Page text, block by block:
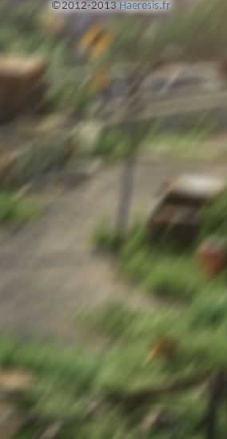
©2012-2013 Haeresis.fr